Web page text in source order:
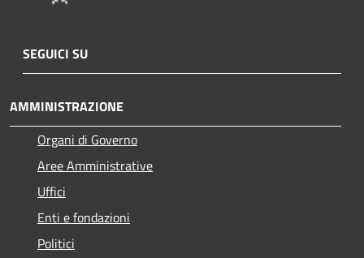
SEGUICI SU
AMMINISTRAZIONE
Organi di Governo
Aree Amministrative
Uffici
Enti e fondazioni
Politici